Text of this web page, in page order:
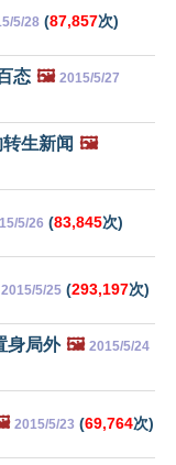
5/28 (87,857次)
态 🖼️ 2015/5/27
生新闻 🖼️
5/26 (83,845次)
2015/5/25 (293,197次)
身局外 🖼️ 2015/5/24
2015/5/23 (69,764次)